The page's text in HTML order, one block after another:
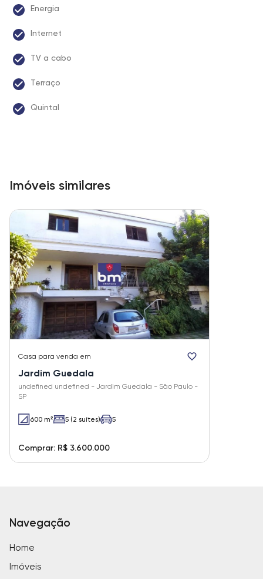
Energia
Internet
TV a cabo
Terraço
Quintal
Imóveis similares
Casa para venda em
Jardim Guedala
undefined undefined - Jardim Guedala - São Paulo -
SP
600 m² 5 (2 suítes) 5
Comprar: R$ 3.600.000
Navegação
Home
Imóveis